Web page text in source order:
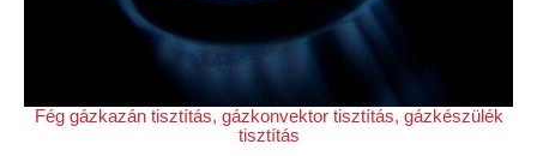
Fég gázkazán tisztítás, gázkonvektor tisztítás, gázkészülék
tisztítás